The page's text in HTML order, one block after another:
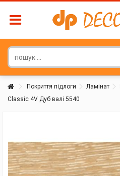
Покриття підлоги Ламінат
Classic 4V Дуб валі 5540